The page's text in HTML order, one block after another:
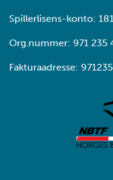
Spillerlisens-konto:
Org.nummer: 971 235
Fakturaadresse: